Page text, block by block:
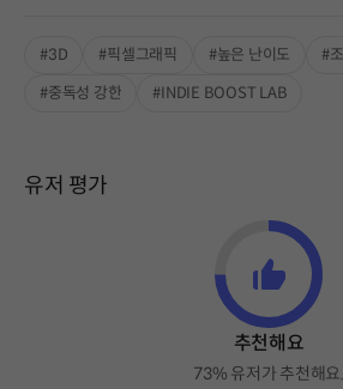
#3D #픽셀그래픽 #높은 난이도
#
#중독성 강한
#INDIE BOOST LAB
유저 평가
추천해요
73% 유저가 추천해요.